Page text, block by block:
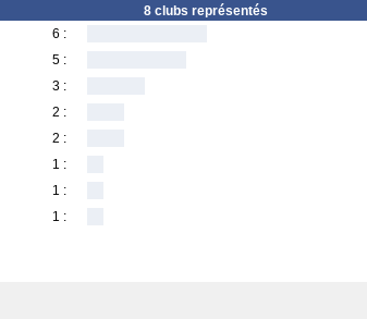
8 clubs représentés
6 :
5 :
3 :
2 :
2 :
1 :
1 :
1 :